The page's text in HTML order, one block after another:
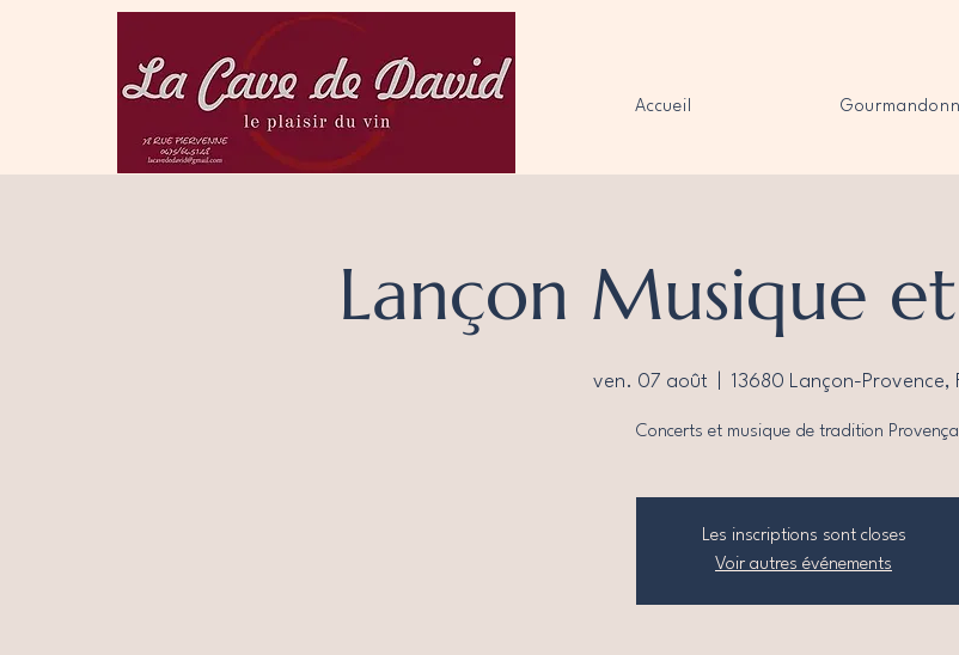
Accueil
Lançon Musique
ven. 07 août 13680 Lançon-Provence,
Les inscriptions sont closes
Voir autres événements